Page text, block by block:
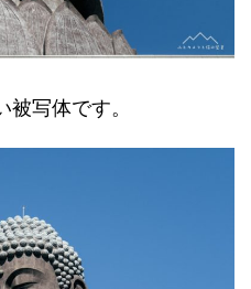
写体です。